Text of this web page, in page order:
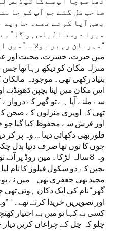
صاحب مل گئے جو آپ کو
بھی آیا کرتے تھے۔ جاوید
میرا دوست الیاس ہو گا“
مہربان رہبر بولا … ”میں الیاس کا چھوٹا بھائی ہوں“
میں حیرت، حسرت، محبت
منزلہ مکان کو دیکھ رہا تھا
بنیاد رکھی تھی۔ موجودہ مالکان
اس مکان میں اپنا بچپن ڈھونڈنے
سے ملنے آیا ہے تو گھر کے
تھی کہ اوپری منزلوں کے صحن
اور فرش سے محفوظ کیا گیا جو
فلور بھی دکھائی دیتا … وہ پر کر
جوں کا توں تھا صرف دنیا بدل
وہ 8 سالہ لڑکا۔ مین روڈ پر
بچپن کے دو سکول فیلوز کا نام
مجید بھی جعفری بھی۔ میں نے
گھر“ نام کی ایک دکان ہوتی
اور تصویریں خریدا کرتے
کسی نے کہا تو میں بے اختیار
چلو کہ چل کے چراغاں کریں